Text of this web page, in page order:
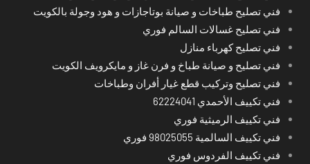
فني تصليح طباخات و صيانة بوتاجازات و هود وجولة بالكويت
فني تصليح غسالات السالم فوري
فني تصليح كهرباء منازل
فني تصليح و صيانة طباخ و فرن غاز و مايكرويف الكويت
فني تصليح وتركيب قطع غيار أفران وطباخات
فني تكييف الأحمدي 62224041
فني تكييف الرميثية فوري
فني تكييف السالمية 98025055 فوري
فني تكييف الفردوس فوري